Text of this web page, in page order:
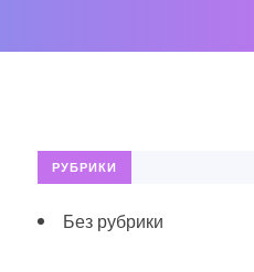
РУБРИКИ
Без рубрики